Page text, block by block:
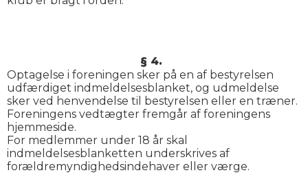
§ 4.
Optagelse i foreningen sker på en af bestyrelsen
udfærdiget indmeldelsesblanket, og udmeldelse
sker ved henvendelse til bestyrelsen eller en træner.
Foreningens vedtægter fremgår af foreningens
hjemmeside.
For medlemmer under 18 år skal
indmeldelsesblanketten underskrives af
forældremyndighedsindehaver eller værge.